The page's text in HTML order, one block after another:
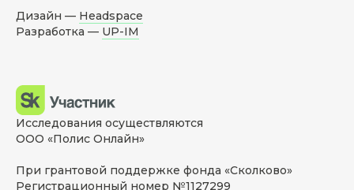
Дизайн — Headspace
Разработка — UP-IM
Исследования осуществляются
ООО «Полис Онлайн»
При грантовой поддержке фонда «Сколково»
Регистрационный номер №1127299